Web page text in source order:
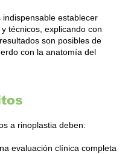
indispensable establecer
técnicos, explicando con
son posibles de
con la anatomía del
a rinoplastia deben:
evaluación clínica completa